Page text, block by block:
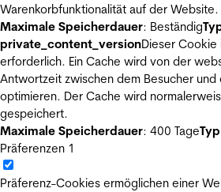
Warenkorbfunktionalität auf der Website.
Maximale Speicherdauer: Beständig
private_content_versionDieser Cookie
erforderlich. Ein Cache wird von der
Antwortzeit zwischen dem Besucher
optimieren. Der Cache wird
gespeichert.
Maximale Speicherdauer: 400 TageTyp
Präferenzen 1
Präferenz-Cookies ermöglichen einer